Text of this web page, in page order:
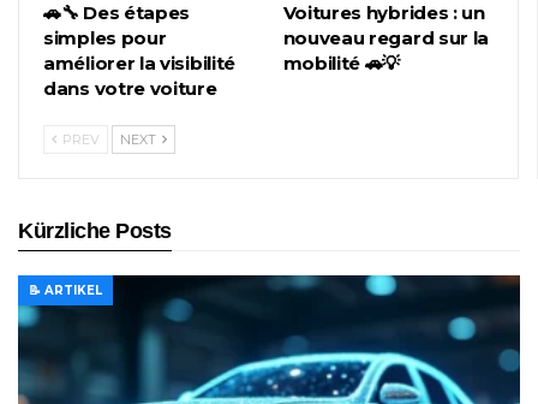
🚗🔧 Des étapes
simples pour
améliorer la visibilité
dans votre voiture
Voitures hybrides : un
nouveau regard sur la
mobilité 🚗💡
PREV NEXT
Kürzliche Posts
📝 ARTIKEL